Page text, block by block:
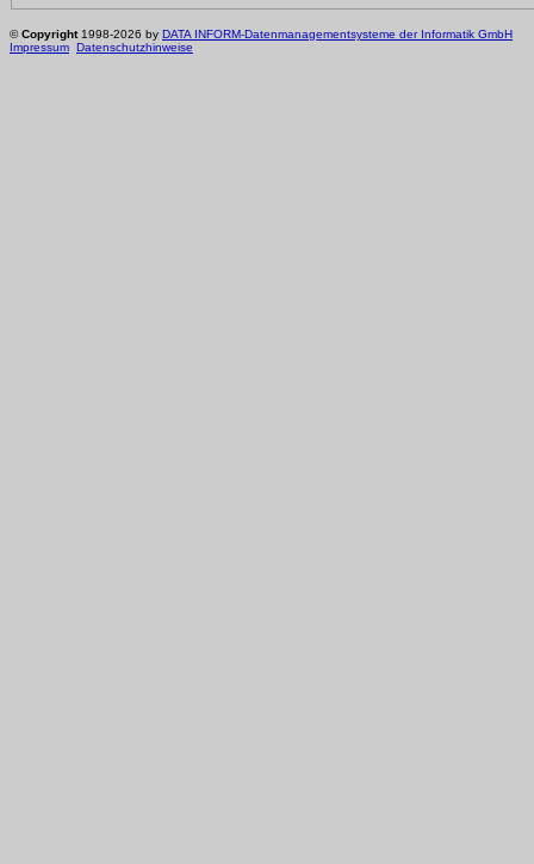
©Copyright1998-2026 by DATA INFORM-Datenmanagementsysteme der Informatik GmbH
Impressum Datenschutzhinweise